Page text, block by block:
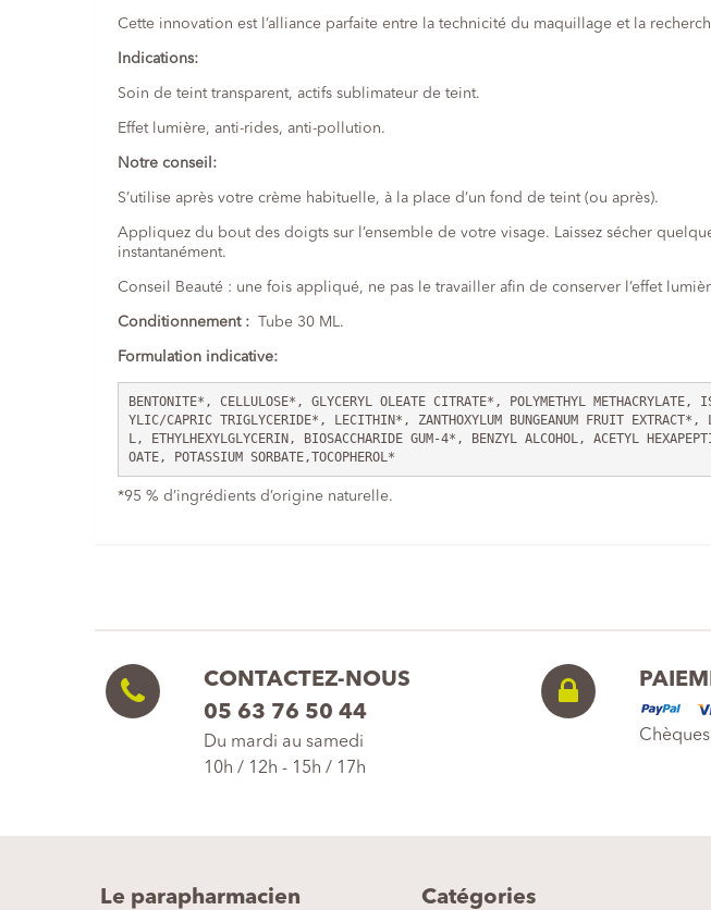
Cette innovation est l’alliance parfaite entre la technicité du maquillage et la
Indications:
Soin de teint transparent, actifs sublimateur de teint.
Effet lumière, anti-rides, anti-pollution.
Notre conseil:
S’utilise après votre crème habituelle, à la place d’un fond de teint (ou après).
Appliquez du bout des doigts sur l’ensemble de votre visage. Laissez sécher
instantanément.
Conseil Beauté : une fois appliqué, ne pas le travailler afin de conserver l’effet
Conditionnement : Tube 30 ML.
Formulation indicative:
BENTONITE*, CELLULOSE*, GLYCERYL OLEATE CITRATE*, POLYMETHYL
YLIC/CAPRIC TRIGLYCERIDE*, LECITHIN*, ZANTHOXYLUM BUNGEANUM FRUIT
L, ETHYLHEXYLGLYCERIN, BIOSACCHARIDE GUM-4*, BENZYL ALCOHOL, ACETYL
OATE, POTASSIUM SORBATE,TOCOPHEROL*
*95 % d’ingrédients d’origine naturelle.
CONTACTEZ-NOUS
05 63 76 50 44
Du mardi au samedi
10h / 12h - 15h / 17h
Le parapharmacien Catégories